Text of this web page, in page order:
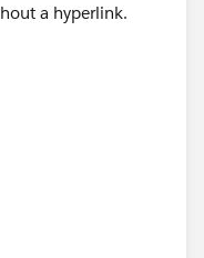
a hyperlink.